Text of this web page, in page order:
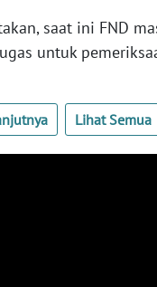
saat ini FND
untuk
Lihat Semua